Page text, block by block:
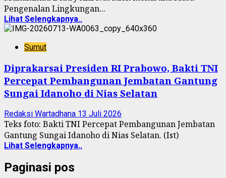
Pengenalan Lingkungan...
Lihat Selengkapnya..
Sumut
Diprakarsai Presiden RI Prabowo, Bakti TNI
Percepat Pembangunan Jembatan Gantung
Sungai Idanoho di Nias Selatan
Redaksi Wartadhana 13 Juli 2026
Teks foto: Bakti TNI Percepat Pembangunan Jembatan
Gantung Sungai Idanoho di Nias Selatan. (Ist)
Lihat Selengkapnya..
Paginasi pos